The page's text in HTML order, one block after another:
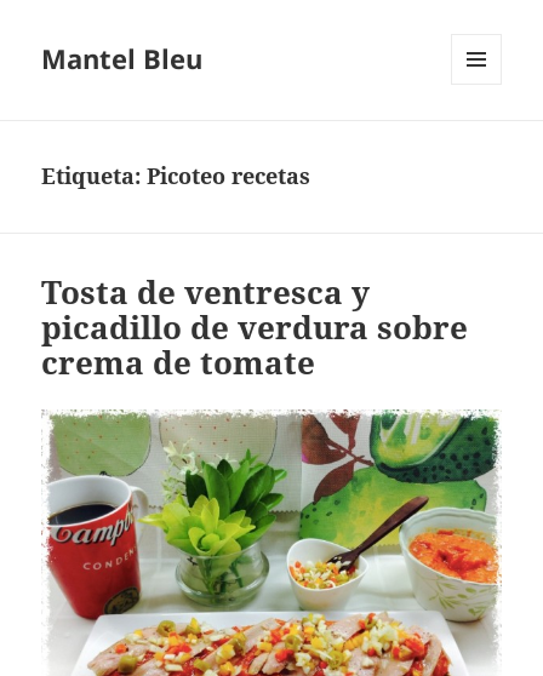
Mantel Bleu
Etiqueta:Picoteo recetas
Tosta de ventresca y
picadillo de verdura sobre
crema de tomate